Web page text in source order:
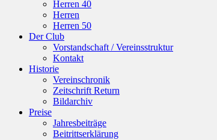
Herren 40
Herren
Herren 50
Der Club
Vorstandschaft / Vereinsstruktur
Kontakt
Historie
Vereinschronik
Zeitschrift Return
Bildarchiv
Preise
Jahresbeiträge
Beitrittserklärung